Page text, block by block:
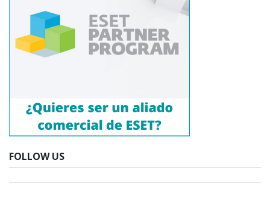
FOLLOW US